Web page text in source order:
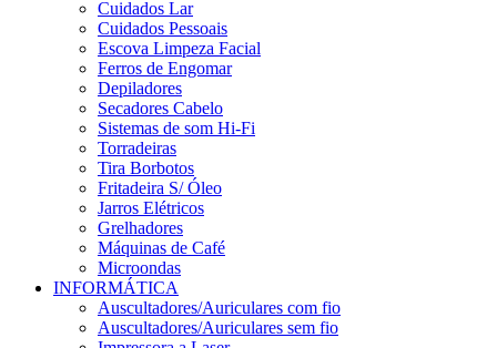
Cuidados Lar
Cuidados Pessoais
Escova Limpeza Facial
Ferros de Engomar
Depiladores
Secadores Cabelo
Sistemas de som Hi-Fi
Torradeiras
Tira Borbotos
Fritadeira S/ Óleo
Jarros Elétricos
Grelhadores
Máquinas de Café
Microondas
INFORMÁTICA
Auscultadores/Auriculares com fio
Auscultadores/Auriculares sem fio